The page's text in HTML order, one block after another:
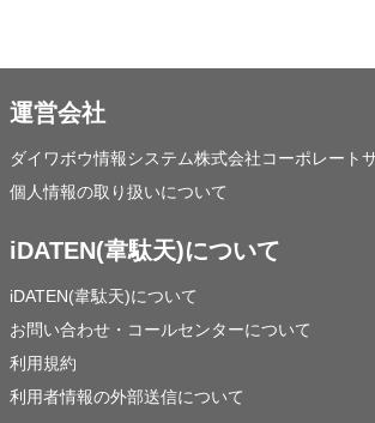
運営会社
ダイワボウ情報システム株式会社コーポレート
個人情報の取り扱いについて
iDATEN(韋駄天)について
iDATEN(韋駄天)について
お問い合わせ・コールセンターについて
利用規約
利用者情報の外部送信について